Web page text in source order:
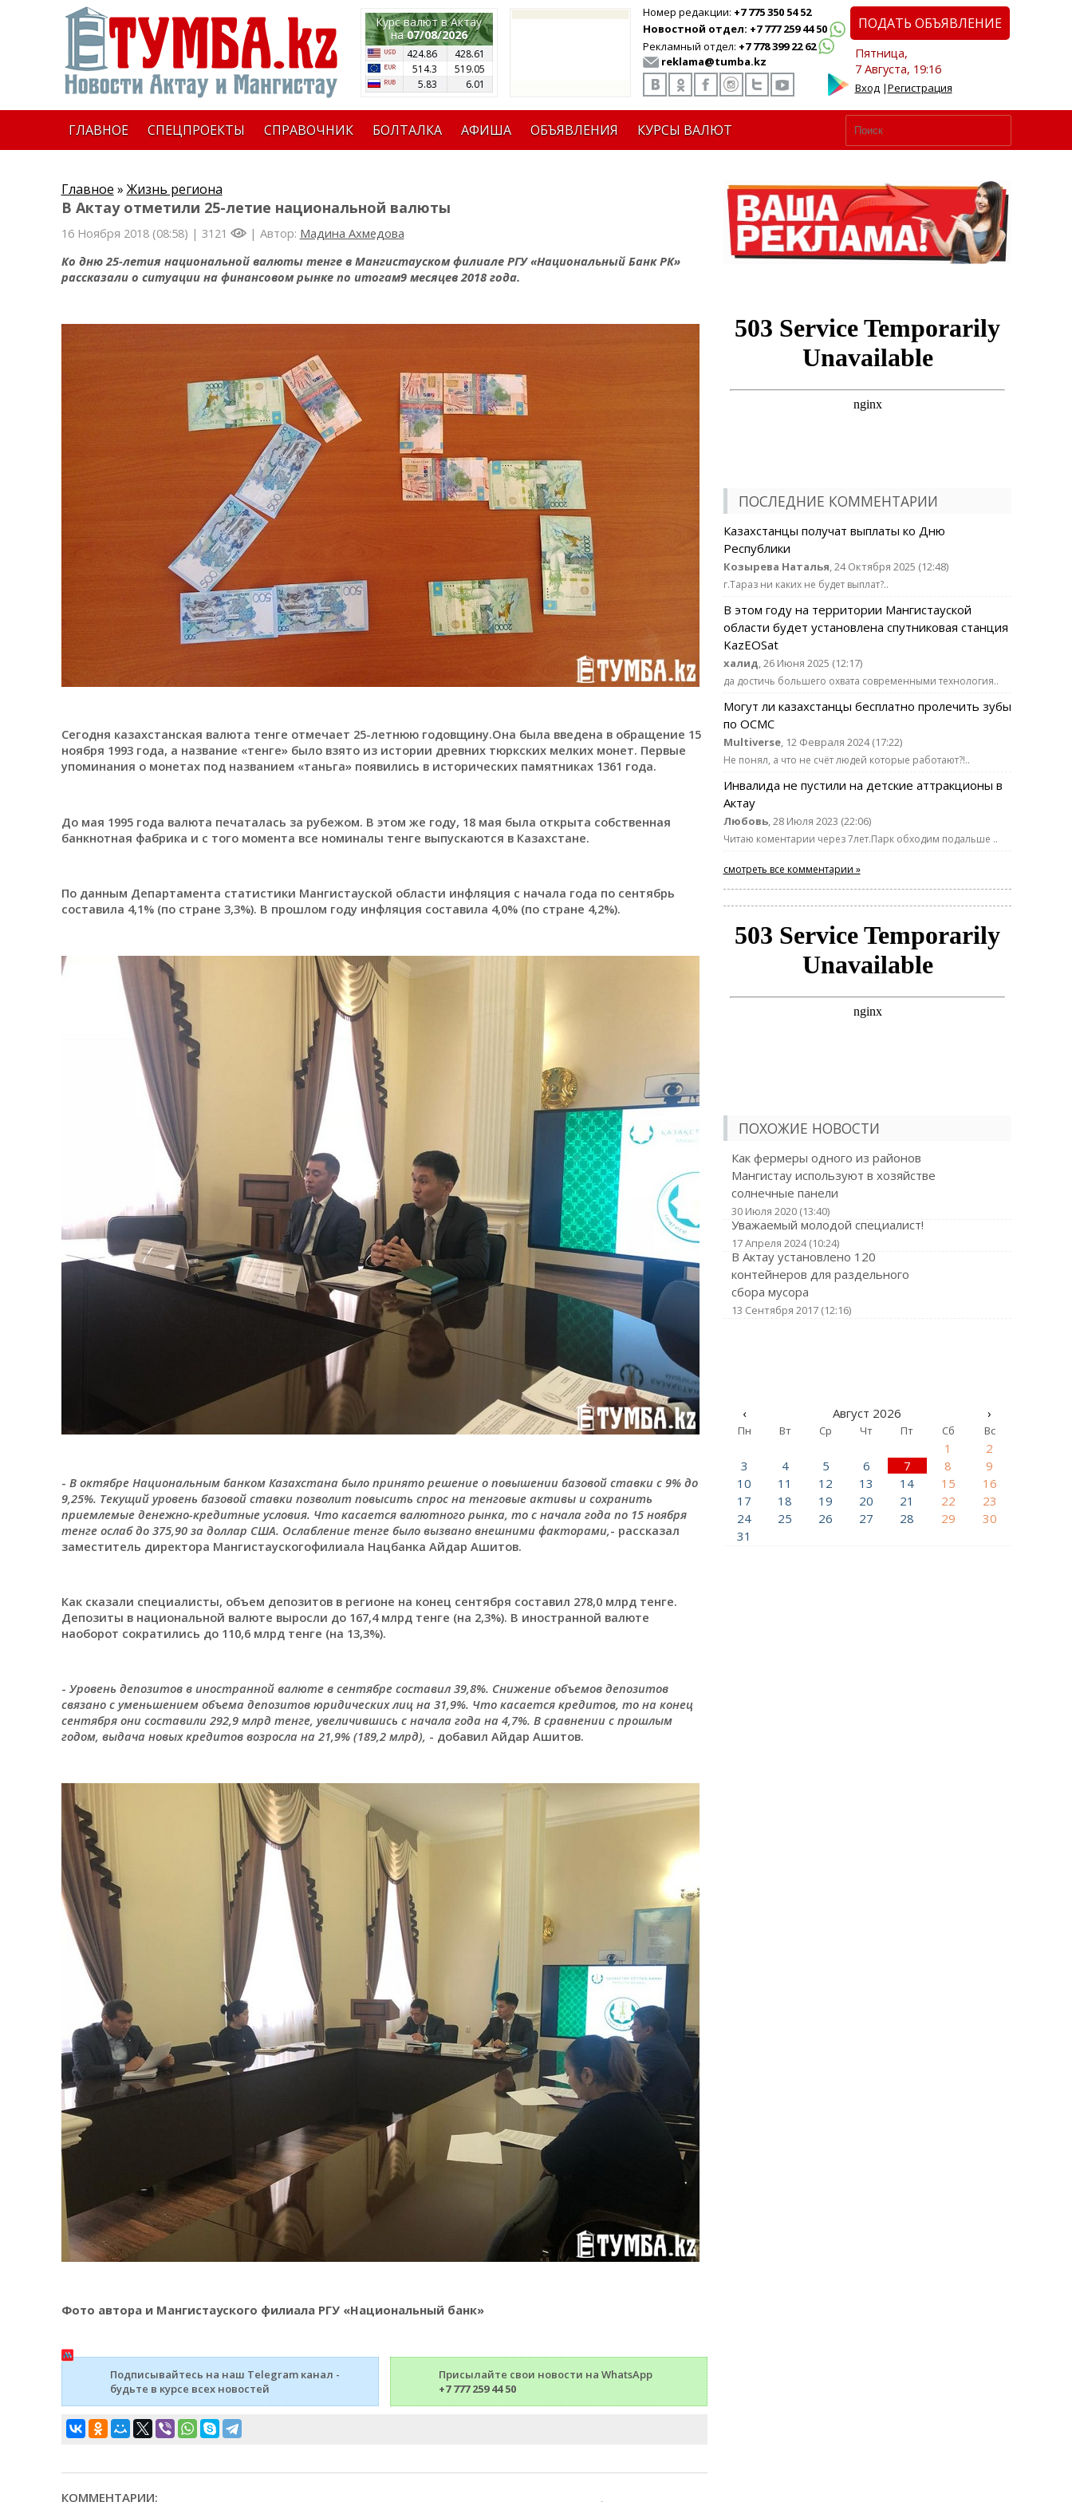
Курс валют в Актау
на07/08/2026
424.86
428.61
514.3
519.05
5.83
6.01
Номер редакции: +7 775 350 54 52
Новостной отдел: +7 777 259 44 50
Рекламный отдел: +7 778 399 22 62
reklama@tumba.kz
ПОДАТЬ ОБЪЯВЛЕНИЕ
Пятница,
7 Августа, 19:16
Вход|Регистрация
ГЛАВНОЕ СПЕЦПРОЕКТЫ СПРАВОЧНИК БОЛТАЛКА АФИША ОБЪЯВЛЕНИЯ КУРСЫ ВАЛЮТ
Главное » Жизнь региона
В Актау отметили 25-летие национальной валюты
16 Ноября 2018 (08:58) | 3121 | Автор: Мадина Ахмедова
Ко дню 25-летия национальной валюты тенге в Мангистауском филиале РГУ «Национальный Банк РК»
рассказали о ситуации на финансовом рынке по итогам9 месяцев 2018 года.
Сегодня казахстанская валюта тенге отмечает 25-летнюю годовщину.Она была введена в обращение 15
ноября 1993 года, а название «тенге» было взято из истории древних тюркских мелких монет. Первые
упоминания о монетах под названием «таньга» появились в исторических памятниках 1361 года.
До мая 1995 года валюта печаталась за рубежом. В этом же году, 18 мая была открыта собственная
банкнотная фабрика и с того момента все номиналы тенге выпускаются в Казахстане.
По данным Департамента статистики Мангистауской области инфляция с начала года по сентябрь
составила 4,1% (по стране 3,3%). В прошлом году инфляция составила 4,0% (по стране 4,2%).
- В октябре Национальным банком Казахстана было принято решение о повышении базовой ставки с 9% до
9,25%. Текущий уровень базовой ставки позволит повысить спрос на тенговые активы и сохранить
приемлемые денежно-кредитные условия. Что касается валютного рынка, то с начала года по 15 ноября
тенге ослаб до 375,90 за доллар США. Ослабление тенге было вызвано внешними факторами,- рассказал
заместитель директора Мангистаускогофилиала Нацбанка Айдар Ашитов.
Как сказали специалисты, объем депозитов в регионе на конец сентября составил 278,0 млрд тенге.
Депозиты в национальной валюте выросли до 167,4 млрд тенге (на 2,3%). В иностранной валюте
наоборот сократились до 110,6 млрд тенге (на 13,3%).
- Уровень депозитов в иностранной валюте в сентябре составил 39,8%. Снижение объемов депозитов
связано с уменьшением объема депозитов юридических лиц на 31,9%. Что касается кредитов, то на конец
сентября они составили 292,9 млрд тенге, увеличившись с начала года на 4,7%. В сравнении с прошлым
годом, выдача новых кредитов возросла на 21,9% (189,2 млрд), - добавил Айдар Ашитов.
Фото автора и Мангистауского филиала РГУ «Национальный банк»
Подписывайтесь на наш Telegram канал -
будьте в курсе всех новостей
Присылайте свои новости на WhatsApp
+7 777 259 44 50
КОММЕНТАРИИ:
ПОСЛЕДНИЕ КОММЕНТАРИИ
Казахстанцы получат выплаты ко Дню
Республики
Козырева Наталья, 24 Октября 2025 (12:48)
г.Тараз ни каких не будет выплат?..
В этом году на территории Мангистауской
области будет установлена спутниковая станция
KazEOSat
халид, 26 Июня 2025 (12:17)
да достичь большего охвата современными технология..
Могут ли казахстанцы бесплатно пролечить зубы
по ОСМС
Multiverse, 12 Февраля 2024 (17:22)
Не понял, а что не счёт людей которые работают?!..
Инвалида не пустили на детские аттракционы в
Актау
Любовь, 28 Июля 2023 (22:06)
Читаю коментарии через 7лет.Парк обходим подальше ..
смотреть все комментарии »
ПОХОЖИЕ НОВОСТИ
Как фермеры одного из районов
Мангистау используют в хозяйстве
солнечные панели
30 Июля 2020 (13:40)
Уважаемый молодой специалист!
17 Апреля 2024 (10:24)
В Актау установлено 120
контейнеров для раздельного
сбора мусора
13 Сентября 2017 (12:16)
‹ Август 2026 ›
Пн Вт Ср Чт Пт Сб Вс
1
2
3
4 5 6 7 8
9
10
11 12 13 14 15
16
17
18 19 20 21 22
23
24
25 26 27 28 29
30
31